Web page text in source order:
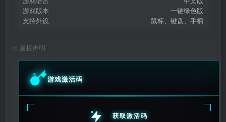
游戏版本
一键绿色版
支持外设
鼠标、键盘、手柄
© 版权声明
游戏激活码
获取激活码